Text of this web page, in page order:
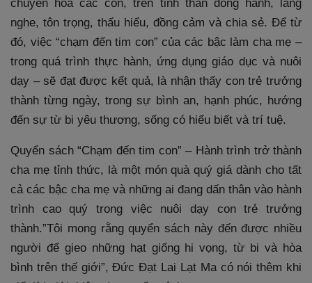
chuyển hoá các con, trên tinh thần đồng hành, lắng
nghe, tôn trọng, thấu hiểu, đồng cảm và chia sẻ. Để từ
đó, việc “chạm đến tim con” của các bậc làm cha mẹ –
trong quá trình thực hành, ứng dụng giáo dục và nuôi
dạy – sẽ đạt được kết quả, là nhận thấy con trẻ trưởng
thành từng ngày, trong sự bình an, hạnh phúc, hướng
đến sự từ bi yêu thương, sống có hiểu biết và trí tuệ.
Quyển sách “Chạm đến tim con” – Hành trình trở thành
cha mẹ tỉnh thức, là một món quà quý giá dành cho tất
cả các bậc cha mẹ và những ai đang dấn thân vào hành
trình cao quý trong việc nuôi dạy con trẻ trưởng
thành.”Tôi mong rằng quyển sách này đến được nhiều
người để gieo những hạt giống hi vọng, từ bi và hòa
bình trên thế giới”, Đức Đạt Lai Lạt Ma có nói thêm khi